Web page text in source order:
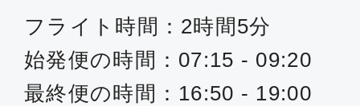
フライト時間：2時間5分
始発便の時間：07:15 - 09:20
最終便の時間：16:50 - 19:00